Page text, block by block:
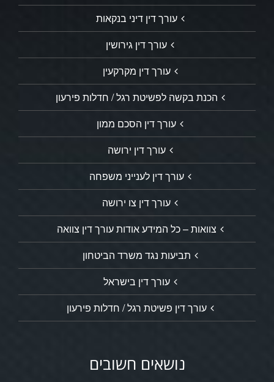
עורך דין דיני בנקאות
עורך דין גירושין
עורך דין מקרקעין
הכנת בקשה לפשיטת רגל / חדלות פירעון
עורך דין הסכם ממון
עורך דין ירושה
עורך דין לענייני משפחה
עורך דין צו ירושה
צוואות – כל המידע אודות עורך דין צוואה
תביעות נגד משרד הביטחון
עורך דין בישראל
עורך דין פשיטת רגל / חדלות פירעון
נושאים חשובים